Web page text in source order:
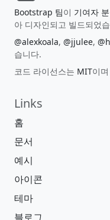
Bootstrap 팀이 기여자
아 디자인되고 빌드되었
@alexkoala, @jjulee,
습니다.
코드 라이선스는 MIT이
Links
홈
문서
예시
아이콘
테마
블로그